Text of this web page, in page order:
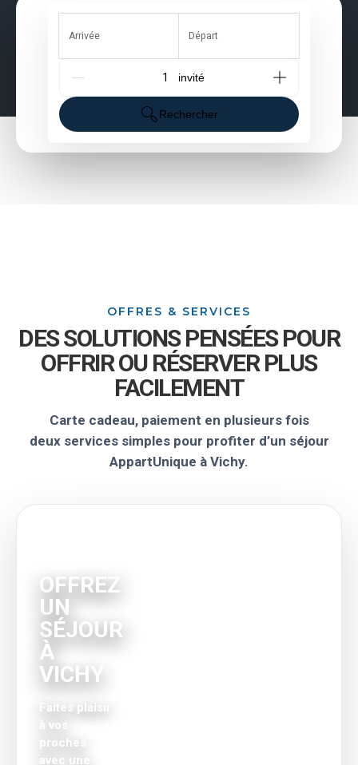
Arrivée Départ
G_People
Rechercher
OFFRES & SERVICES
DES SOLUTIONS PENSÉES POUR
OFFRIR OU RÉSERVER PLUS
FACILEMENT
Carte cadeau, paiement en plusieurs fois
deux services simples pour profiter d’un séjour
AppartUnique à Vichy.
OFFREZ
UN
SÉJOUR
À
VICHY
Faites plaisir
à vos
proches
avec une